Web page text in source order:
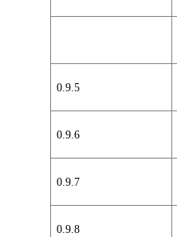
0.9.5
0.9.6
0.9.7
0.9.8